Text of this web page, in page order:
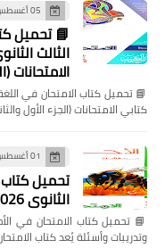
05 أغسطس 2025
📘 تحميل
الامتحانات
كتابي الامتحانات (الجزء الأول
01 أغسطس 2025
تحميل كتاب
الثانوي 2026
وتدريبات وأسئلة يُعد كتاب